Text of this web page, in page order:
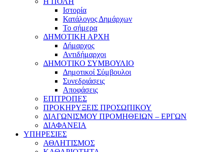
Ιστορία
Κατάλογος Δημάρχων
Το σήμερα
ΔΗΜΟΤΙΚΗ ΑΡΧΗ
Δήμαρχος
Αντιδήμαρχοι
ΔΗΜΟΤΙΚΟ ΣΥΜΒΟΥΛΙΟ
Δημοτικοί Σύμβουλοι
Συνεδριάσεις
Αποφάσεις
ΕΠΙΤΡΟΠΕΣ
ΠΡΟΚΗΡΥΞΕΙΣ ΠΡΟΣΩΠΙΚΟΥ
ΔΙΑΓΩΝΙΣΜΟΥ ΠΡΟΜΗΘΕΙΩΝ – ΕΡΓΩΝ
ΔΙΑΦΑΝΕΙΑ
ΥΠΗΡΕΣΙΕΣ
ΑΘΛΗΤΙΣΜΟΣ